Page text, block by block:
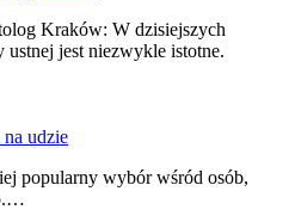
Kraków: W dzisiejszych
ustnej jest niezwykle istotne.
na udzie
popularny wybór wśród osób,